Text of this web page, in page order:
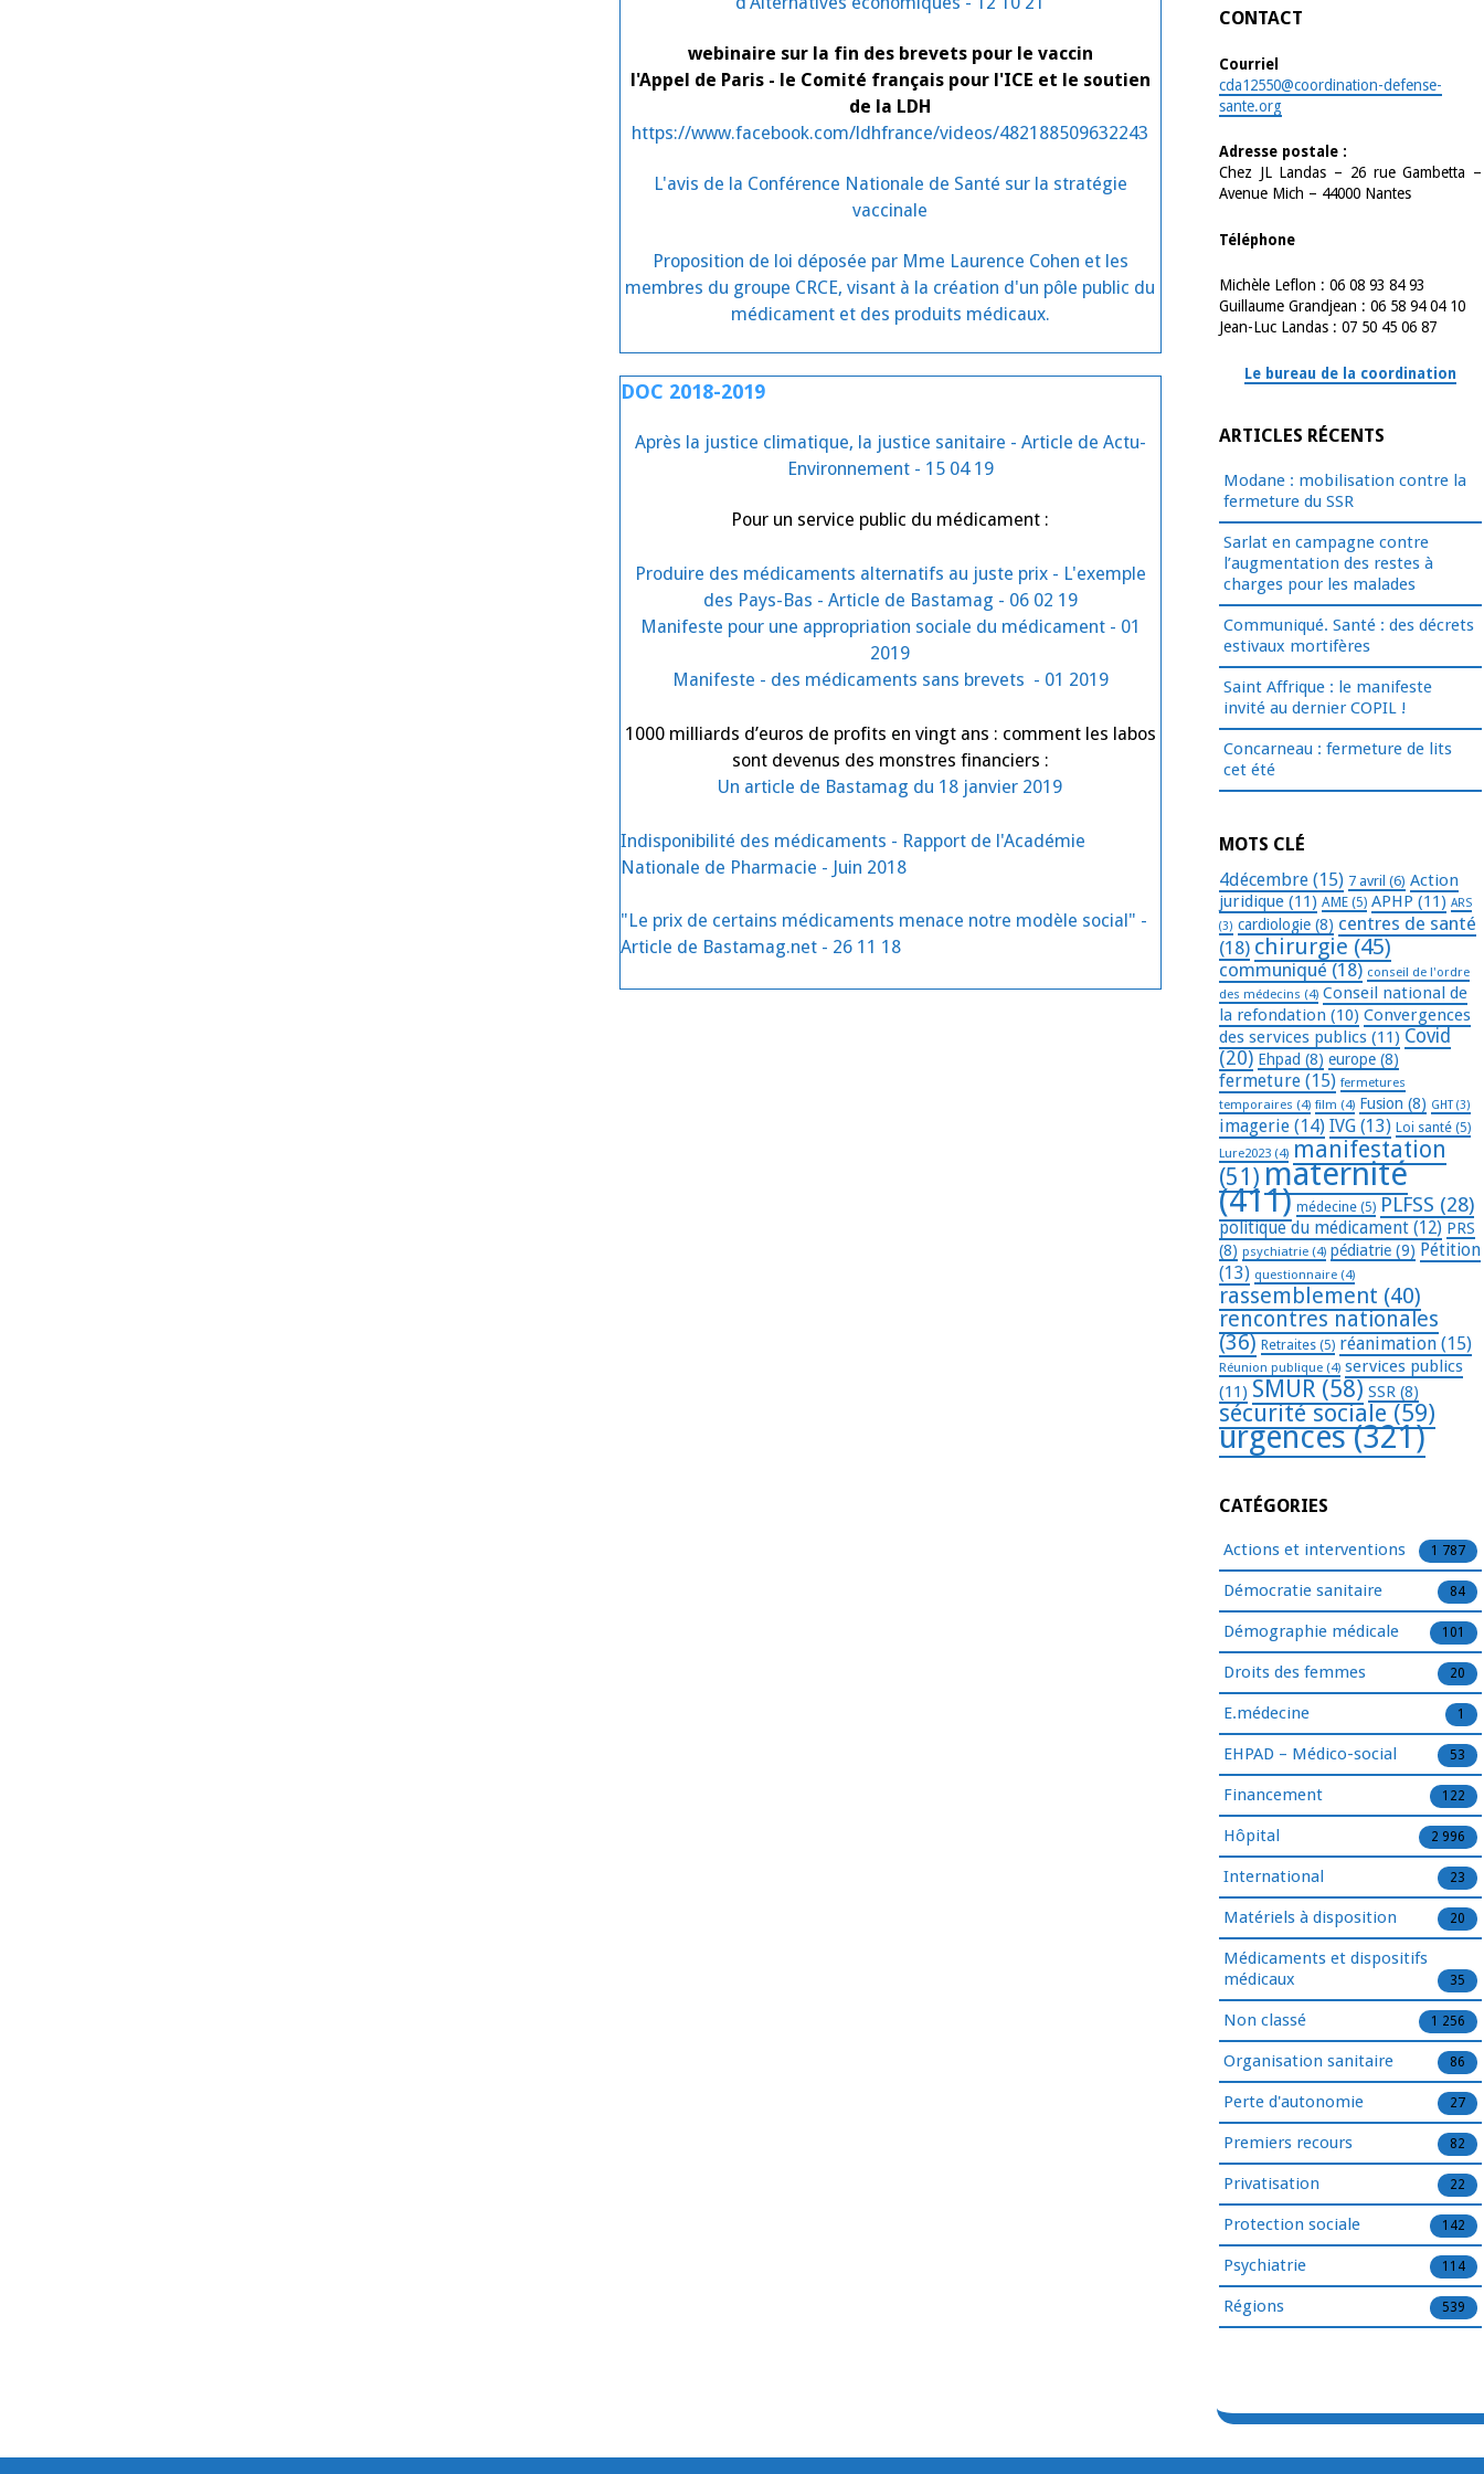
webinaire sur la fin des brevets pour le vaccin
l'Appel de Paris - le Comité français pour l'ICE et le soutien
de la LDH
https://www.facebook.com/ldhfrance/videos/482188509632243
L'avis de la Conférence Nationale de Santé sur la stratégie
vaccinale
Proposition de loi déposée par Mme Laurence Cohen et les
membres du groupe CRCE, visant à la création d'un pôle public du
médicament et des produits médicaux.
DOC 2018-2019
Après la justice climatique, la justice sanitaire - Article de Actu-
Environnement - 15 04 19
Pour un service public du médicament :
Produire des médicaments alternatifs au juste prix - L'exemple
des Pays-Bas - Article de Bastamag - 06 02 19
Manifeste pour une appropriation sociale du médicament - 01
2019
Manifeste - des médicaments sans brevets - 01 2019
1000 milliards d’euros de profits en vingt ans : comment les labos
sont devenus des monstres financiers :
Un article de Bastamag du 18 janvier 2019
Indisponibilité des médicaments - Rapport de l'Académie
Nationale de Pharmacie - Juin 2018
"Le prix de certains médicaments menace notre modèle social" -
Article de Bastamag.net - 26 11 18
CONTACT
Courriel
cda12550@coordination-defense-
sante.org
Adresse postale :
Chez JL Landas – 26 rue Gambetta –
Avenue Mich – 44000 Nantes
Téléphone
Michèle Leflon : 06 08 93 84 93
Guillaume Grandjean : 06 58 94 04 10
Jean-Luc Landas : 07 50 45 06 87
Le bureau de la coordination
ARTICLES RÉCENTS
Modane : mobilisation contre la
fermeture du SSR
Sarlat en campagne contre
l’augmentation des restes à
charges pour les malades
Communiqué. Santé : des décrets
estivaux mortifères
Saint Affrique : le manifeste
invité au dernier COPIL !
Concarneau : fermeture de lits
cet été
MOTS CLÉ
4décembre (15) 7 avril (6) Action
juridique (11) AME (5) APHP (11) ARS
(3) cardiologie (8) centres de santé
(18) chirurgie (45)
communiqué (18) conseil de l'ordre
des médecins (4) Conseil national de
la refondation (10) Convergences
des services publics (11) Covid
(20) Ehpad (8) europe (8)
fermeture (15) fermetures
temporaires (4) film (4) Fusion (8) GHT(3)
imagerie (14) IVG (13) Loi santé (5)
Lure2023 (4) manifestation
(51) maternité
(411) médecine (5) PLFSS (28)
politique du médicament (12) PRS
(8) psychiatrie (4) pédiatrie (9) Pétition
(13) questionnaire (4)
rassemblement (40)
rencontres nationales
(36) Retraites (5) réanimation (15)
Réunion publique (4) services publics
(11) SMUR (58) SSR (8)
sécurité sociale (59)
urgences(321)
CATÉGORIES
Actions et interventions 1 787
Démocratie sanitaire 84
Démographie médicale 101
Droits des femmes 20
E.médecine 1
EHPAD – Médico-social 53
Financement 122
Hôpital 2 996
International 23
Matériels à disposition 20
Médicaments et dispositifs
médicaux
35
Non classé 1 256
Organisation sanitaire 86
Perte d'autonomie 27
Premiers recours 82
Privatisation 22
Protection sociale 142
Psychiatrie 114
Régions 539